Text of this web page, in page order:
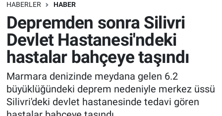
HABERLER HABER
Depremden sonra Silivri
Devlet Hastanesi'ndeki
hastalar bahçeye taşındı
Marmara denizinde meydana gelen 6.2
büyüklüğündeki deprem nedeniyle merkez üssü
Silivri'deki devlet hastanesinde tedavi gören
Bilim turu
Bilim ve Teknoloji Evreni
Doğa Konuşuyor
Dünya
Ege Saati
Dünya
Teknoloji
Sağlık
Spor
Yayın Akışı
Trafik Durumu
Süper Lig Puan Durumu ve Fikstür
Tüm Manşetler
Son Dakika Haberleri
Haber Arşivi